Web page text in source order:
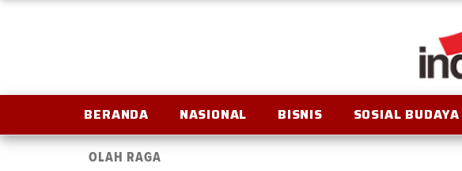
BERANDA NASIONAL BISNIS SOSIAL BUDAYA
OLAH RAGA